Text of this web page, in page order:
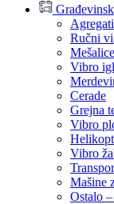
Ručni
Vibro
Cerade
Grejna
Vibro
Vibro
Mašine
Ostalo